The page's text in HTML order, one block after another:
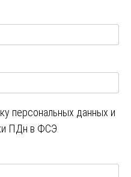
персональных данных и
ПДн в ФСЭ